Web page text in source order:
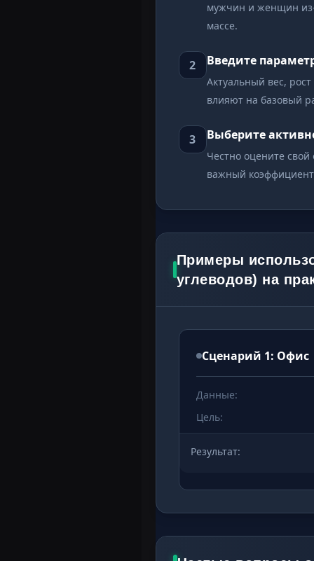
мужчин и женщин
массе.
2 Введите
Актуальный вес,
влияют на базовый
3 Выберите
Честно оцените
важный коэффициент
Примеры
углеводов) на
Сценарий 1: Офис
Данные:
Цель:
Результат: